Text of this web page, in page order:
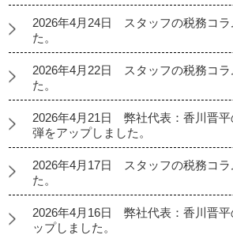
2026年4月24日 スタッフの税務コラ
た。
2026年4月22日 スタッフの税務コラ
た。
2026年4月21日 弊社代表：香川晋平
弾をアップしました。
2026年4月17日 スタッフの税務コラ
た。
2026年4月16日 弊社代表：香川晋平
ップしました。